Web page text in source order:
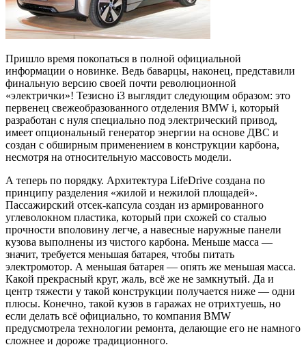
Пришло время покопаться в полной официальной
информации о новинке. Ведь баварцы, наконец, представили
финальную версию своей почти революционной
«электрички»! Тезисно i3 выглядит следующим образом: это
первенец свежеобразованного отделения BMW i, который
разработан с нуля специально под электрический привод,
имеет опциональный генератор энергии на основе ДВС и
создан с обширным применением в конструкции карбона,
несмотря на относительную массовость модели.
А теперь по порядку. Архитектура LifeDrive создана по
принципу разделения «жилой и нежилой площадей».
Пассажирский отсек-капсула создан из армированного
углеволокном пластика, который при схожей со сталью
прочности вполовину легче, а навесные наружные панели
кузова выполнены из чистого карбона. Меньше масса —
значит, требуется меньшая батарея, чтобы питать
электромотор. А меньшая батарея — опять же меньшая масса.
Какой прекрасный круг, жаль, всё же не замкнутый. Да и
центр тяжести у такой конструкции получается ниже — одни
плюсы. Конечно, такой кузов в гаражах не отрихтуешь, но
если делать всё официально, то компания BMW
предусмотрела технологии ремонта, делающие его не намного
сложнее и дороже традиционного.